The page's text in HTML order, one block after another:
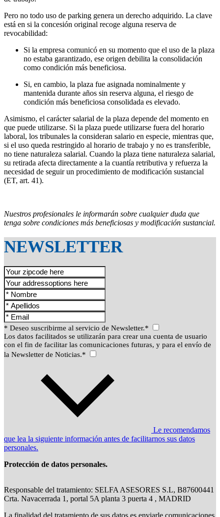
Pero no todo uso de parking genera un derecho adquirido. La clave
está en si la concesión original recoge alguna reserva de
revocabilidad:
Si la empresa comunicó en su momento que el uso de la plaza
no estaba garantizado, ese origen debilita la consolidación
como condición más beneficiosa.
Si, en cambio, la plaza fue asignada nominalmente y
mantenida durante años sin reserva alguna, el riesgo de
condición más beneficiosa consolidada es elevado.
Asimismo, el carácter salarial de la plaza depende del momento en
que puede utilizarse. Si la plaza puede utilizarse fuera del horario
laboral, los tribunales la consideran salario en especie, mientras que,
si el uso queda restringido al horario de trabajo y no es transferible,
no tiene naturaleza salarial. Cuando la plaza tiene naturaleza salarial,
su retirada afecta directamente a la cuantía retributiva y refuerza la
necesidad de seguir un procedimiento de modificación sustancial
(ET, art. 41).
Nuestros profesionales le informarán sobre cualquier duda que
tenga sobre condiciones más beneficiosas y modificación sustancial.
NEWSLETTER
* Deseo suscribirme al servicio de Newsletter.*
Los datos facilitados se utilizarán para crear una cuenta de usuario
con el fin de facilitar las comunicaciones futuras, y para el envío de
la Newsletter de Noticias.*
Le recomendamos
que lea la siguiente información antes de facilitarnos sus datos
personales.
Protección de datos personales.
Responsable del tratamiento: SELFA ASESORES S.L, B87600441
Crta. Navacerrada 1, portal 5A planta 3 puerta 4 , MADRID